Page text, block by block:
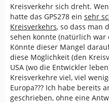
Kreisverkehr sich dreht.
hatte das GPS278 ein sehr
Kreisverkehrs, so dass man
sehen konnte (natürlich war
Könnte dieser Mangel
diese Möglichkeit (den
USA (wo die Entwickler
Kreisverkehre viel, viel
Europa??? Ich habe bereits
geschrieben, ohne eine